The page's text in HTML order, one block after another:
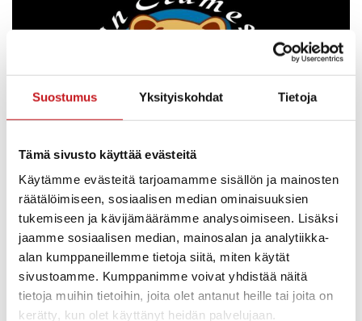
Suostumus Yksityiskohdat Tietoja
Tämä sivusto käyttää evästeitä
Käytämme evästeitä tarjoamamme sisällön ja mainosten
räätälöimiseen, sosiaalisen median ominaisuuksien
tukemiseen ja kävijämäärämme analysoimiseen. Lisäksi
jaamme sosiaalisen median, mainosalan ja analytiikka-
alan kumppaneillemme tietoja siitä, miten käytät
sivustoamme. Kumppanimme voivat yhdistää näitä
tietoja muihin tietoihin, joita olet antanut heille tai joita on
kerätty, kun olet käyttänyt heidän palvelujaan.
Rautalammin kunta on mukana Erätaika 2024 -
messuilla Kuopion Sorsasalon raviradalla 26.-28.4.2024.
Meidät löytää SavoGrown alueen yhteiseltä VisitSavo-
osastolta.